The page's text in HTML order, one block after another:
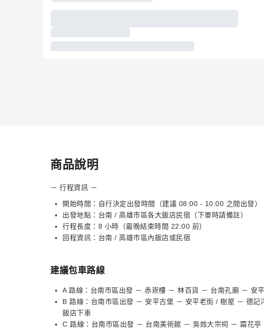
商品說明
－ 行程資訊 －
開始時間：自行決定出發時間（建議 08:00 - 10:00 之間出發）
出發地點：台南 / 高雄市區各大飯店民宿（下單時請備註）
行程長度：8 小時（最晚結束時間 22:00 前）
回程資訊：台南 / 高雄市區內飯店或民宿
建議包車路線
A 路線：台南市區出發 － 赤崁樓 － 林百貨 － 台南孔廟 － 安
B 路線：台南市區出發 － 安平古堡 － 安平老街 / 樹屋 － 德
飯店下車
C 路線：台南市區出發 － 台南美術館 － 吳姓大宗祠 － 霜花